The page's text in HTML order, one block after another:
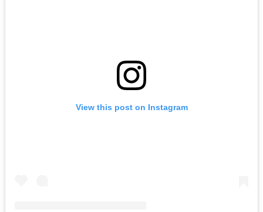
View this post on Instagram